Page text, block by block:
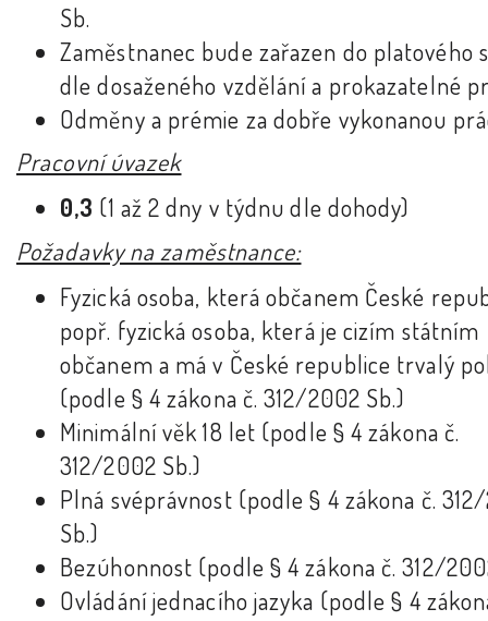
Sb.
Zaměstnanec bude zařazen do platového
dle dosaženého vzdělání a prokazatelné
Odměny a prémie za dobře vykonanou
Pracovní úvazek
0,3 (1 až 2 dny v týdnu dle dohody)
Požadavky na zaměstnance:
Fyzická osoba, která občanem České
popř. fyzická osoba, která je cizím státním
občanem a má v České republice trvalý
(podle § 4 zákona č. 312/2002 Sb.)
Minimální věk 18 let (podle § 4 zákona č.
312/2002 Sb.)
Plná svéprávnost (podle § 4 zákona č.
Sb.)
Bezúhonnost (podle § 4 zákona č. 312/
Ovládání jednacího jazyka (podle § 4